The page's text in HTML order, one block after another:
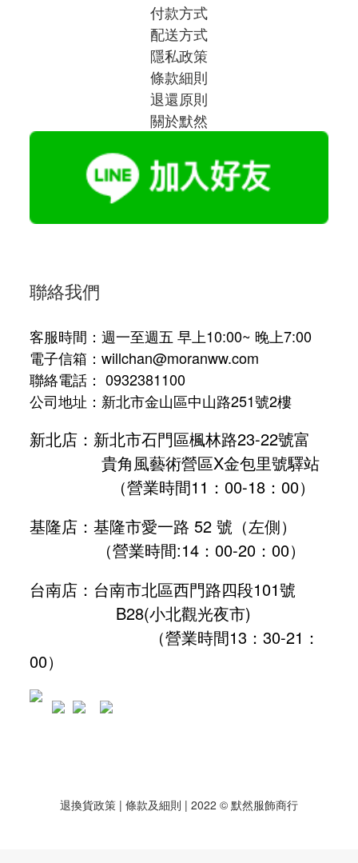
付款方式
配送方式
隱私政策
條款細則
退還原則
關於默然
聯絡我們
客服時間：週一至週五 早上10:00~ 晚上7:00
電子信箱：willchan@moranww.com
聯絡電話： 0932381100
公司地址：新北市金山區中山路251號2樓
新北店：新北市石門區楓林路23-22號富
貴角風藝術營區X金包里號驛站
（營業時間11：00-18：00）
基隆店：基隆市愛一路 52 號（左側）
（營業時間:14：00-20：00）
台南店：台南市北區西門路四段101號
B28(小北觀光夜市)
（營業時間13：30-21：
00）
退換貨政策 | 條款及細則 | 2022 © 默然服飾商行